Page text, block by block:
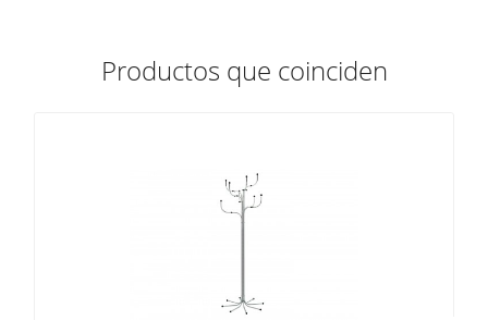
Productos que coinciden